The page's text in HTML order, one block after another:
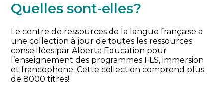
Quelles sont-elles?
Le centre de ressources de la langue française a
une collection à jour de toutes les ressources
conseillées par Alberta Education pour
l’enseignement des programmes FLS, immersion
et francophone. Cette collection comprend plus
de 8000 titres!